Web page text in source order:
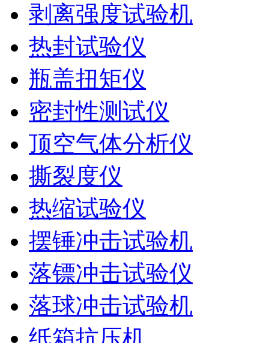
剥离强度试验机
热封试验仪
瓶盖扭矩仪
密封性测试仪
顶空气体分析仪
撕裂度仪
热缩试验仪
摆锤冲击试验机
落镖冲击试验仪
落球冲击试验机
纸箱抗压机